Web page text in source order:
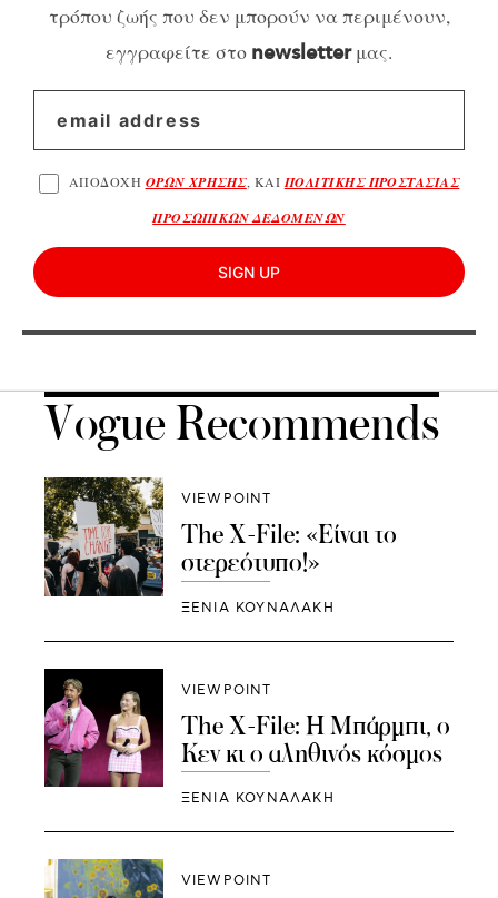
τρόπου ζωής που δεν μπορούν να περιμένουν,
εγγραφείτε στο newsletterμας.
ΑΠΟΔΟΧΗ ΟΡΩΝ ΧΡΗΣΗΣ, ΚΑΙ ΠΟΛΙΤΙΚΗΣ ΠΡΟΣΤΑΣΙΑΣ
ΠΡΟΣΩΠΙΚΩΝ ΔΕΔΟΜΕΝΩΝ
SIGN UP
Vogue Recommends
VIEWPOINT
The X-File: «Είναι το
στερεότυπο!»
ΞΕΝΙΑ ΚΟΥΝΑΛΑΚΗ
VIEWPOINT
The X-File: Η Μπάρμπι, ο
Κεν κι ο αληθινός κόσμος
ΞΕΝΙΑ ΚΟΥΝΑΛΑΚΗ
VIEWPOINT